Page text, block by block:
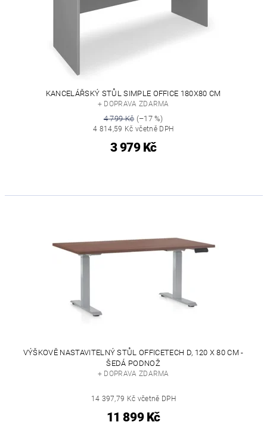
KANCELÁŘSKÝ STŮL SIMPLE OFFICE 180X80 CM
+ DOPRAVA ZDARMA
4 799 Kč(–17 %)
4 814,59 Kč včetně DPH
3 979 Kč
VÝŠKOVĚ NASTAVITELNÝ STŮL OFFICETECH D, 120 X 80 CM -
ŠEDÁ PODNOŽ
+ DOPRAVA ZDARMA
14 397,79 Kč včetně DPH
11 899 Kč